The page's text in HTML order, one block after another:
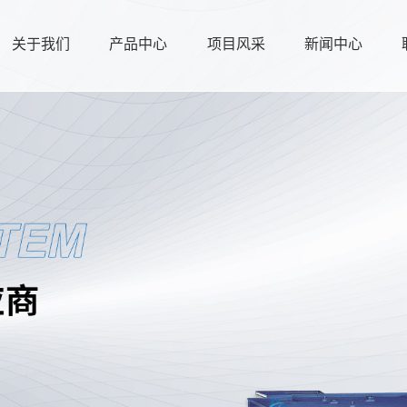
关于我们 产品中心 项目风采 新闻中心